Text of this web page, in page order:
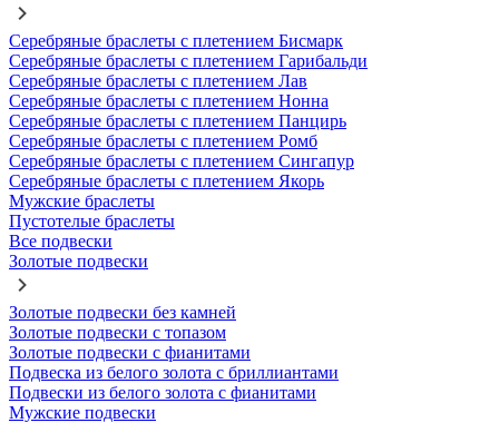
Серебряные браслеты с плетением Бисмарк
Серебряные браслеты с плетением Гарибальди
Серебряные браслеты с плетением Лав
Серебряные браслеты с плетением Нонна
Серебряные браслеты с плетением Панцирь
Серебряные браслеты с плетением Ромб
Серебряные браслеты с плетением Сингапур
Серебряные браслеты с плетением Якорь
Мужские браслеты
Пустотелые браслеты
Все подвески
Золотые подвески
Золотые подвески без камней
Золотые подвески с топазом
Золотые подвески с фианитами
Подвеска из белого золота с бриллиантами
Подвески из белого золота с фианитами
Мужские подвески